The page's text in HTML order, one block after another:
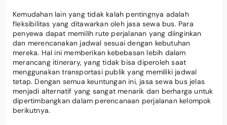
Kemudahan lain yang tidak kalah pentingnya adalah
fleksibilitas yang ditawarkan oleh jasa sewa bus. Para
penyewa dapat memilih rute perjalanan yang diinginkan
dan merencanakan jadwal sesuai dengan kebutuhan
mereka. Hal ini memberikan kebebasan lebih dalam
merancang itinerary, yang tidak bisa diperoleh saat
menggunakan transportasi publik yang memiliki jadwal
tetap. Dengan semua keuntungan ini, jasa sewa bus jelas
menjadi alternatif yang sangat menarik dan berharga untuk
dipertimbangkan dalam perencanaan perjalanan kelompok
berikutnya.